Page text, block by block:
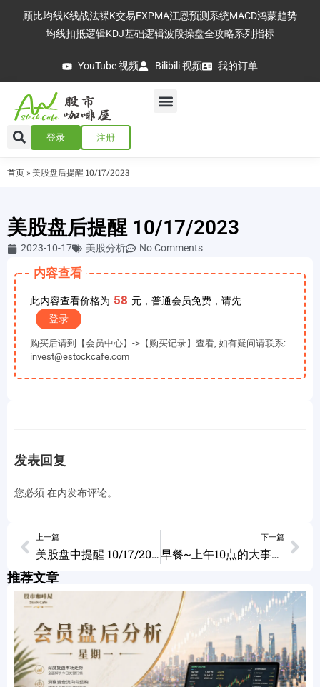
顾比均线K线战法裸K交易EXPMA江恩预测系统MACD鸿蒙趋势
均线扣抵逻辑KDJ基础逻辑波段操盘全攻略系列指标
YouTube 视频 Bilibili 视频 我的订单
登录 注册
首页 » 美股盘后提醒 10/17/2023
美股盘后提醒 10/17/2023
2023-10-17 美股分析 No Comments
内容查看
此内容查看价格为 58 元，普通会员免费，请先
登录
购买后请到【会员中心】->【购买记录】查看, 如有疑问请联系:
invest@estockcafe.com
发表回复
您必须 在内发布评论。
上一篇
美股盘中提醒 10/17/2023
下一篇
早餐~上午10点的大事将决定短线强弱! 10/18/2023
推荐文章